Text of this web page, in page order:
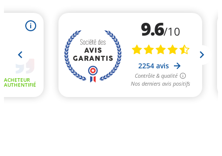
i
ACHETEUR
AUTHENTIFIÉ
9.6/10
2254 avis
Contrôle & qualité
Nos derniers avis positifs